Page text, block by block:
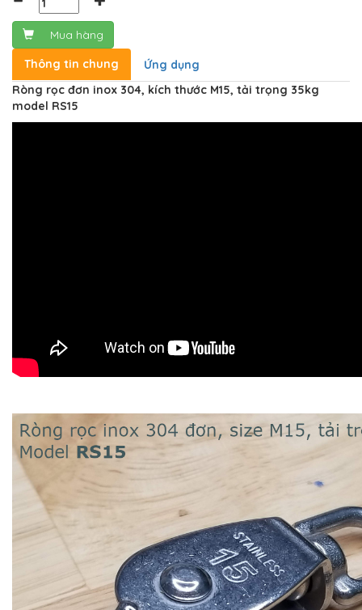
Mua hàng
Thông tin chung
Ứng dụng
Ròng rọc đơn inox 304, kích thước M15, tải trọng 35kg
model RS15